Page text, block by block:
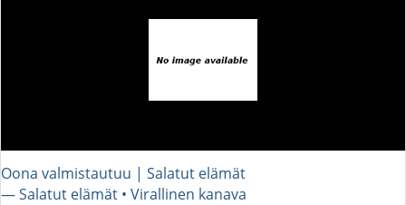
Oona valmistautuu | Salatut elämät
― Salatut elämät • Virallinen kanava